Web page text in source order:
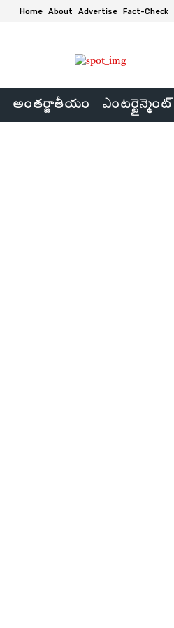
Home About Advertise Fact-Check
అంతర్జాతీయం ఎంటర్టైన్మెంట్